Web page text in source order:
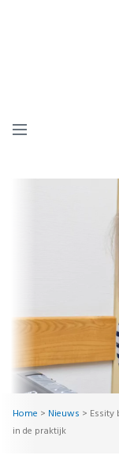
Home > Nieuws >
in de praktijk